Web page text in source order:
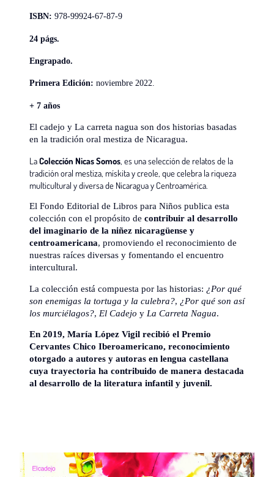
ISBN: 978-99924-67-87-9
24 págs.
Engrapado.
Primera Edición: noviembre 2022.
+ 7 años
El cadejo y La carreta nagua son dos historias basadas
en la tradición oral mestiza de Nicaragua.
LaColección Nicas Somos, es una selección de relatos de la
tradición oral mestiza, mískita y creole, que celebra la riqueza
multicultural y diversa de Nicaragua y Centroamérica.
El Fondo Editorial de Libros para Niños publica esta
colección con el propósito de contribuir al desarrollo
del imaginario de la niñez nicaragüense y
centroamericana, promoviendo el reconocimiento de
nuestras raíces diversas y fomentando el encuentro
intercultural.
La colección está compuesta por las historias: ¿Por qué
son enemigas la tortuga y la culebra?, ¿Por qué son así
los murciélagos?, El Cadejo y La Carreta Nagua.
En 2019, María López Vigil recibió el Premio
Cervantes Chico Iberoamericano, reconocimiento
otorgado a autores y autoras en lengua castellana
cuya trayectoria ha contribuido de manera destacada
al desarrollo de la literatura infantil y juvenil.